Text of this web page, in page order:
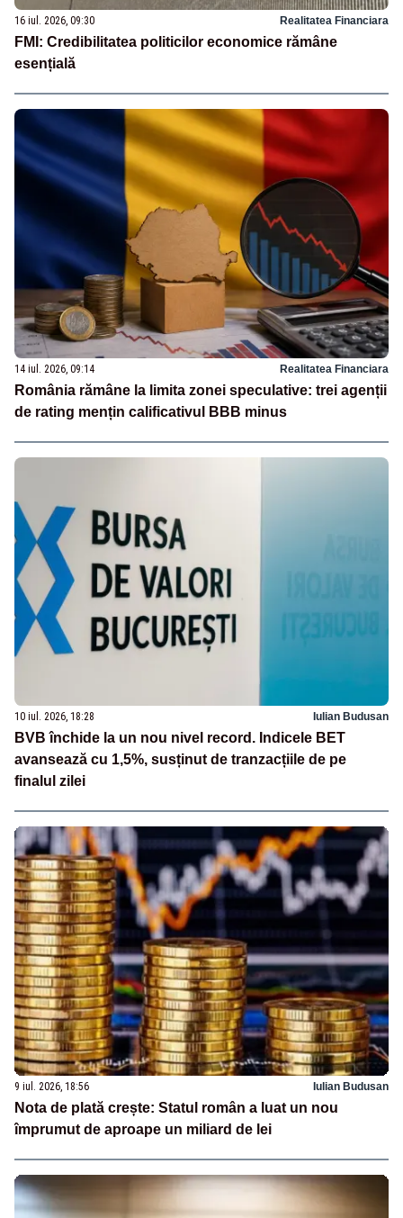
16 iul. 2026, 09:30 Realitatea Financiara
FMI: Credibilitatea politicilor economice rămâne
esențială
14 iul. 2026, 09:14 Realitatea Financiara
România rămâne la limita zonei speculative: trei agenții
de rating mențin calificativul BBB minus
10 iul. 2026, 18:28 Iulian Budusan
BVB închide la un nou nivel record. Indicele BET
avansează cu 1,5%, susținut de tranzacțiile de pe
finalul zilei
9 iul. 2026, 18:56 Iulian Budusan
Nota de plată crește: Statul român a luat un nou
împrumut de aproape un miliard de lei